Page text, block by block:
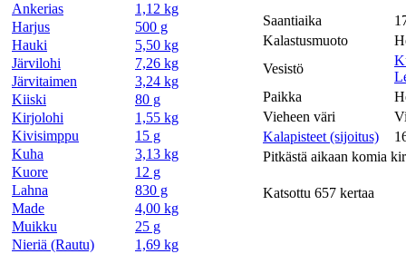
Ankerias
1,12 kg
Harjus
500 g
Hauki
5,50 kg
Järvilohi
7,26 kg
Järvitaimen
3,24 kg
Kiiski
80 g
Kirjolohi
1,55 kg
Kivisimppu
15 g
Kuha
3,13 kg
Kuore
12 g
Lahna
830 g
Made
4,00 kg
Muikku
25 g
Nieriä (Rautu)
1,69 kg
Saantiaika
Kalastusmuoto
Vesistö
Paikka
Vieheen väri
Kalapisteet (sijoitus)
Pitkästä aikaan komia
Katsottu 657 kertaa